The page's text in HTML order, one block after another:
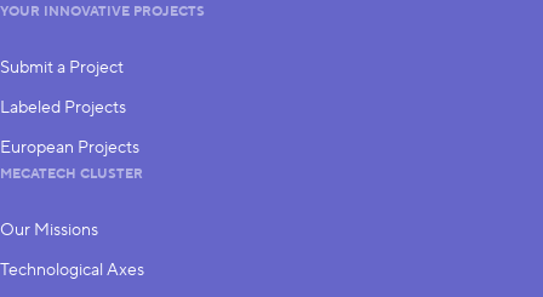
YOUR INNOVATIVE PROJECTS
Submit a Project
Labeled Projects
European Projects
MECATECH CLUSTER
Our Missions
Technological Axes